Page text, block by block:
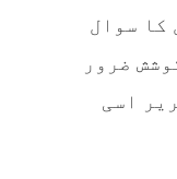
کا سوال
ضرور
اسی